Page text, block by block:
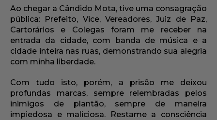
Ao chegar a Cândido Mota, tive uma consagração
pública: Prefeito, Vice, Vereadores, Juiz de Paz,
Cartorários e Colegas foram me receber na
entrada da cidade, com banda de música e a
cidade inteira nas ruas, demonstrando sua alegria
com minha liberdade.
Com tudo isto, porém, a prisão me deixou
profundas marcas, sempre relembradas pelos
inimigos de plantão, sempre de maneira
impiedosa e maliciosa. Restame a consciência